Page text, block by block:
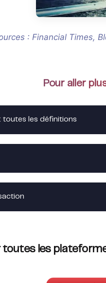
: Financial Times,
Pour aller
toutes les définitions
toutes les